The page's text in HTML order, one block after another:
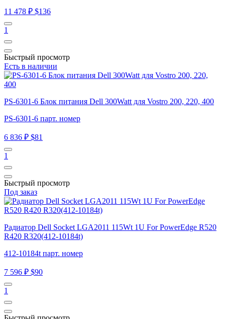
11 478 ₽ $136
1
Быстрый просмотр
Есть в наличии
PS-6301-6 Блок питания Dell 300Watt для Vostro 200, 220, 400
PS-6301-6 парт. номер
6 836 ₽ $81
1
Быстрый просмотр
Под заказ
Радиатор Dell Socket LGA2011 115Wt 1U For PowerEdge R520
R420 R320(412-10184t)
412-10184t парт. номер
7 596 ₽ $90
1